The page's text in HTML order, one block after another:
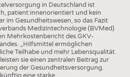
in Deutschland ist
patient:innenorientiert und kein
im Gesundheitswesen, so das Fazit
Medizintechnologie (BVMed)
Mehrkostenbericht des GKV-
„Hilfsmittel ermöglichen
Teilhabe und mehr Lebensqualität.
sie einen zentralen Beitrag zur
der Gesundheitsversorgung.
eine starke